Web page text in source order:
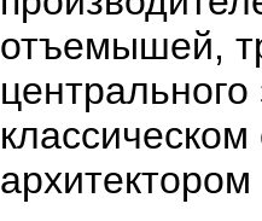
отъемышей,